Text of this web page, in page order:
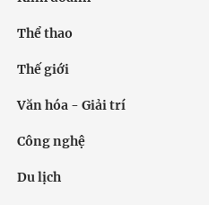
Thể thao
Thế giới
Văn hóa - Giải trí
Công nghệ
Du lịch